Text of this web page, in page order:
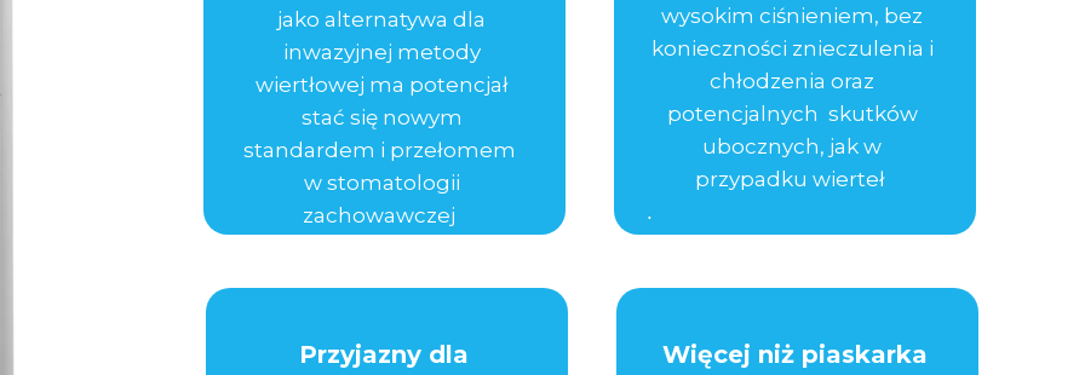
jako alternatywa dla
inwazyjnej metody
wiertłowej ma potencjał
stać się nowym
standardem i przełomem
w stomatologii
zachowawczej
wysokim ciśnieniem, bez
konieczności znieczulenia i
chłodzenia oraz
potencjalnych skutków
ubocznych, jak w
przypadku wierteł
.
Przyjazny dla
Więcej niż piaskarka